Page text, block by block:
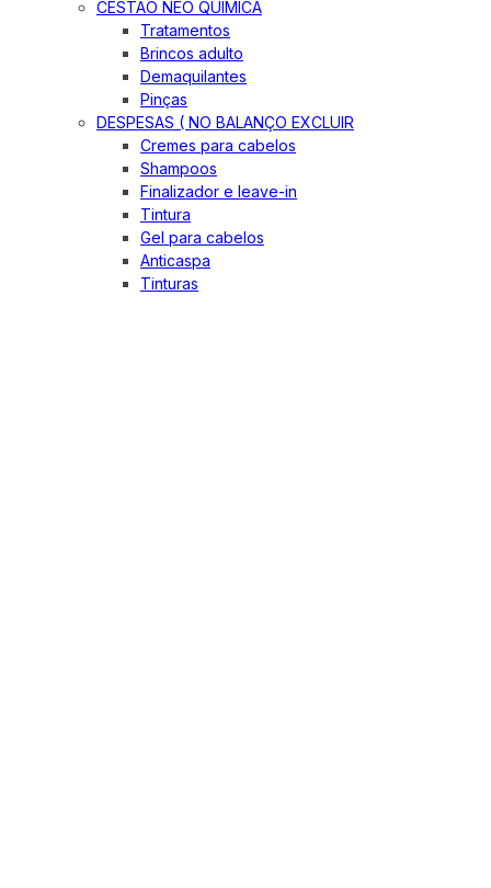
CESTÃO NEO QUIMICA
Tratamentos
Brincos adulto
Demaquilantes
Pinças
DESPESAS ( NO BALANÇO EXCLUIR
Cremes para cabelos
Shampoos
Finalizador e leave-in
Tintura
Gel para cabelos
Anticaspa
Tinturas